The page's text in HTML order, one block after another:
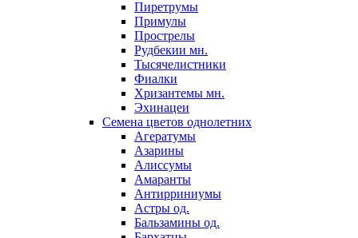
Пиретрумы
Примулы
Прострелы
Рудбекии мн.
Тысячелистники
Фиалки
Хризантемы мн.
Эхинацеи
Семена цветов однолетних
Агератумы
Азарины
Алиссумы
Амаранты
Антирриниумы
Астры од.
Бальзамины од.